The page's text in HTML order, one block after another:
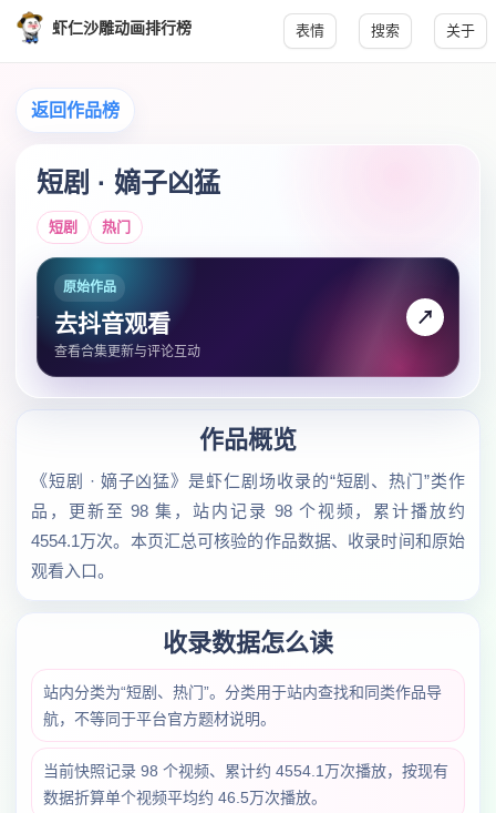
虾仁沙雕动画排行榜 表情 搜索 关于
返回作品榜
短剧 · 嫡子凶猛
短剧 热门
原始作品
去抖音观看
查看合集更新与评论互动
↗
作品概览
《短剧 · 嫡子凶猛》是虾仁剧场收录的“短剧、热门”类作
品，更新至 98 集，站内记录 98 个视频，累计播放约
4554.1万次。本页汇总可核验的作品数据、收录时间和原始
观看入口。
收录数据怎么读
站内分类为“短剧、热门”。分类用于站内查找和同类作品导
航，不等同于平台官方题材说明。
当前快照记录 98 个视频、累计约 4554.1万次播放，按现有
数据折算单个视频平均约 46.5万次播放。